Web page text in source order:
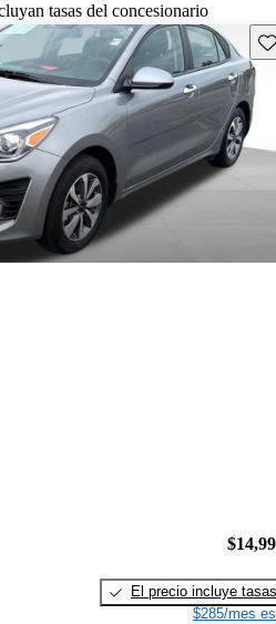
tasas del concesionario
El precio incluye tasas
$285/mes